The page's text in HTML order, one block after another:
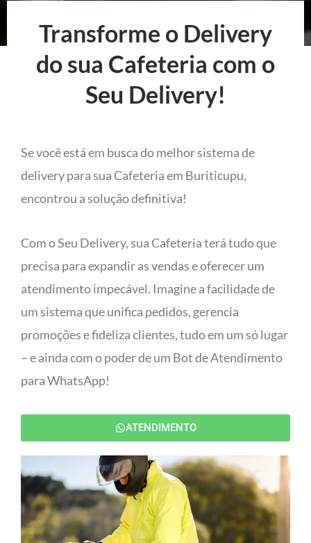
Transforme o Delivery
do sua Cafeteria com o
Seu Delivery!
Se você está em busca do melhor sistema de
delivery para sua Cafeteria em Buriticupu,
encontrou a solução definitiva!
Com o Seu Delivery, sua Cafeteria terá tudo que
precisa para expandir as vendas e oferecer um
atendimento impecável. Imagine a facilidade de
um sistema que unifica pedidos, gerencia
promoções e fideliza clientes, tudo em um só lugar
– e ainda com o poder de um Bot de Atendimento
para WhatsApp!
ATENDIMENTO